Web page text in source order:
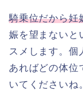
騎乗位だから妊
娠を望まないと
スメします。個
あればどの体位
いてくださいね。